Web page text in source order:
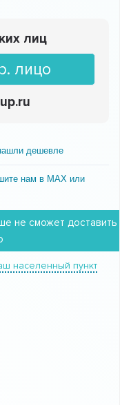
лиц
лицо
дешевле
нам в MAX или
не сможет доставить
населенный пункт